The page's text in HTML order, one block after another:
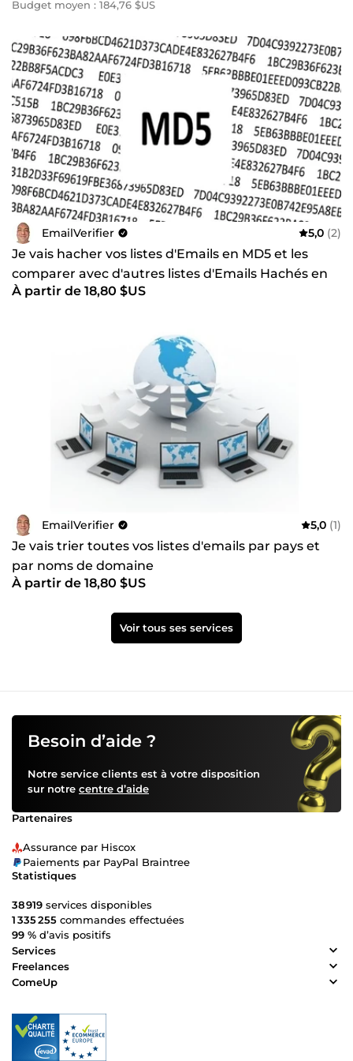
Budget moyen : 184,76 $US
EmailVerifier 5,0 (2)
Je vais hacher vos listes d'Emails en MD5 et les
comparer avec d'autres listes d'Emails Hachés en
MD5
À partir de 18,80 $US
EmailVerifier 5,0 (1)
Je vais trier toutes vos listes d'emails par pays et
par noms de domaine
À partir de 18,80 $US
Voir tous ses services
Besoin d’aide ?
Notre service clients est à votre disposition
sur notre centre d’aide
Partenaires
Assurance par Hiscox
Paiements par PayPal Braintree
Statistiques
38 919 services disponibles
1 335 255 commandes effectuées
99 % d’avis positifs
Services
Freelances
ComeUp